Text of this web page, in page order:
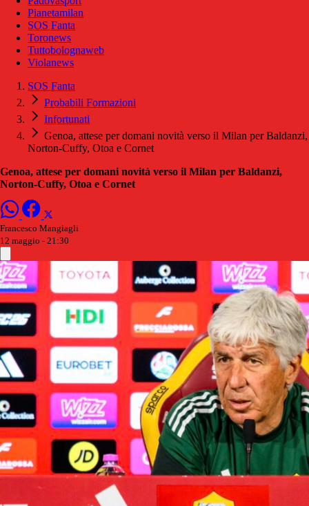
Pianetamilan
SOS Fanta
Toronews
Tuttobolognaweb
Violanews
SOS Fanta
Probabili Formazioni
Infortunati
Genoa, attese per domani novità verso il Milan per Baldanzi,
Norton-Cuffy, Otoa e Cornet
Genoa, attese per domani novità verso il Milan per Baldanzi,
Norton-Cuffy, Otoa e Cornet
Francesco Mangiagli
12 maggio - 21:30